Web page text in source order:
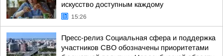
искусство доступным каждому
15:26
Пресс-релиз Социальная сфера и поддержка
участников СВО обозначены приоритетами